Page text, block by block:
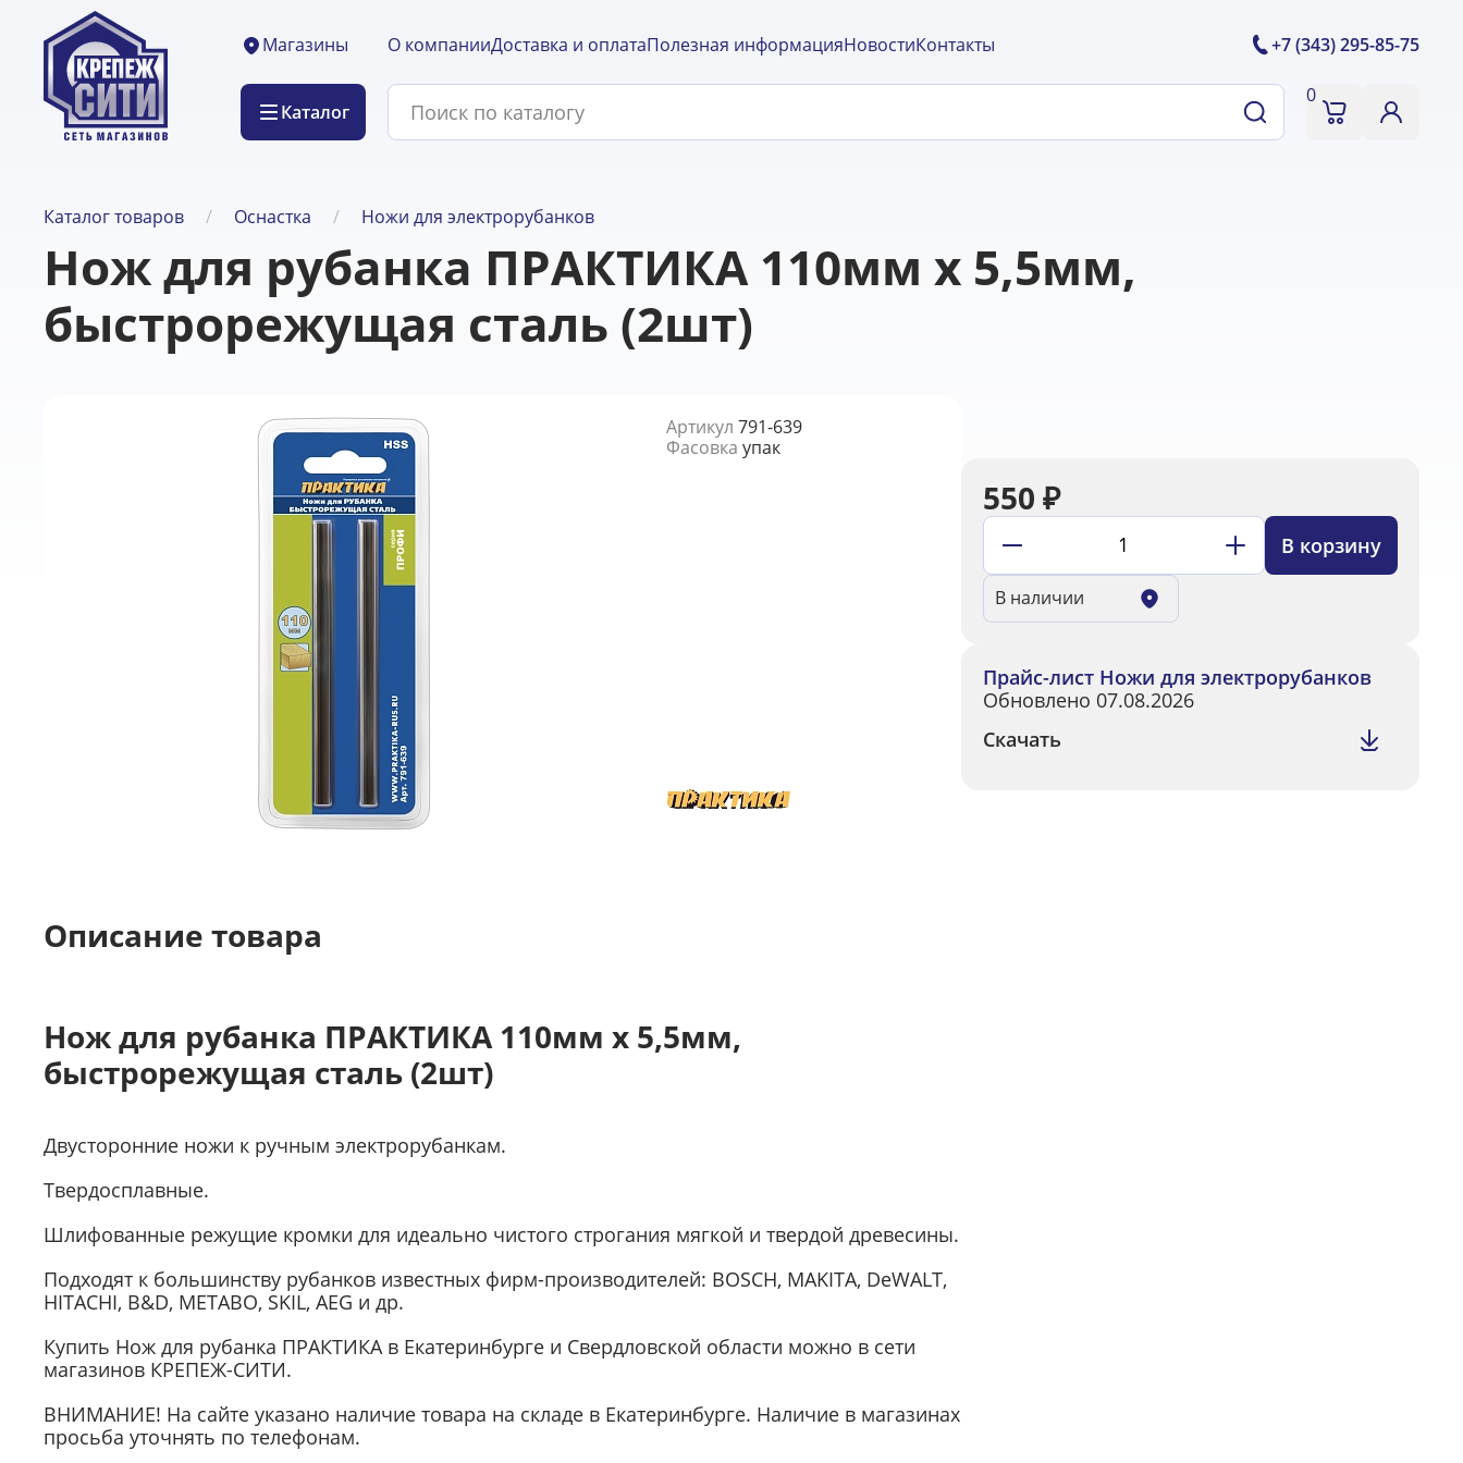
Магазины
Каталог
О компанииДоставка и оплатаПолезная информацияНовостиКонтакты +7 (343) 295-85-75
0
Каталог товаров Оснастка Ножи для электрорубанков
Нож для рубанка ПРАКТИКА 110мм х 5,5мм,
быстрорежущая сталь (2шт)
Артикул 791-639
Фасовка упак
550 ₽
В корзину
В наличии
Прайс-лист Ножи для электрорубанков
Обновлено 07.08.2026
Скачать
Описание товара
Нож для рубанка ПРАКТИКА 110мм х 5,5мм,
быстрорежущая сталь (2шт)
Двусторонние ножи к ручным электрорубанкам.
Твердосплавные.
Шлифованные режущие кромки для идеально чистого строгания мягкой и твердой древесины.
Подходят к большинству рубанков известных фирм-производителей: BOSCH, MAKITA, DeWALT,
HITACHI, B&D, METABO, SKIL, AEG и др.
Купить Нож для рубанка ПРАКТИКА в Екатеринбурге и Свердловской области можно в сети
магазинов КРЕПЕЖ-СИТИ.
ВНИМАНИЕ! На сайте указано наличие товара на складе в Екатеринбурге. Наличие в магазинах
просьба уточнять по телефонам.